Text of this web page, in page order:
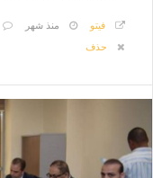
فيتو منذ شهر
حذف